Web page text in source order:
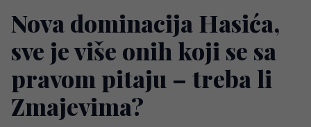
Nova dominacija Hasića,
sve je više onih koji se sa
pravom pitaju – treba li
Zmajevima?